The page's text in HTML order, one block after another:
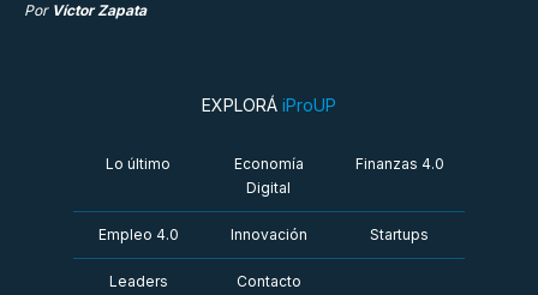
Por Víctor Zapata
EXPLORÁ iProUP
Lo último
Economía
Digital
Finanzas 4.0
Empleo 4.0 Innovación Startups
Leaders Contacto